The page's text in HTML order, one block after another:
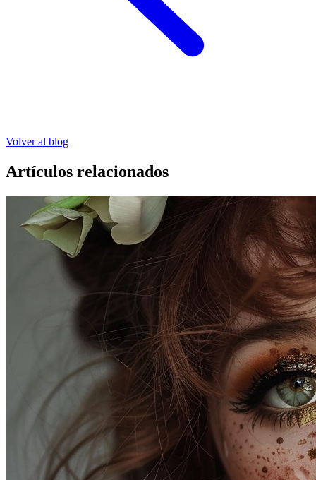
Volver al blog
Artículos relacionados